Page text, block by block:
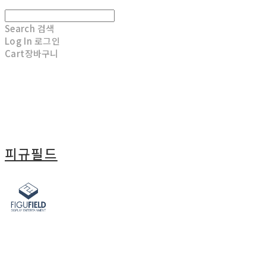
Search 검색
Log In 로그인
Cart장바구니
피규필드